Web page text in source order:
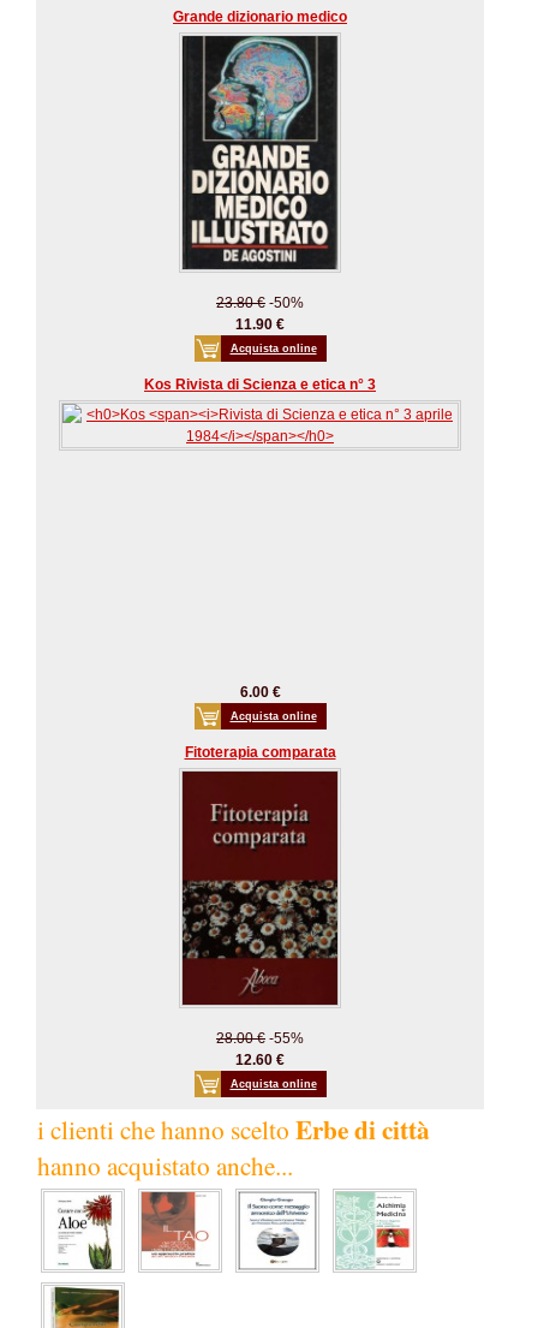
Grande dizionario medico
23.80 € -50%
11.90 €
Acquista online
Kos Rivista di Scienza e etica n° 3
6.00 €
Acquista online
Fitoterapia comparata
28.00 € -55%
12.60 €
Acquista online
i clienti che hanno scelto Erbe di città
hanno acquistato anche...